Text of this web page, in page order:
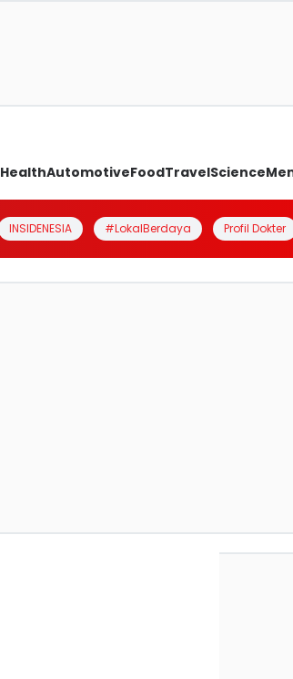
HealthAutomotiveFoodTravelScience
INSIDENESIA #LokalBerdaya Profil Dokter